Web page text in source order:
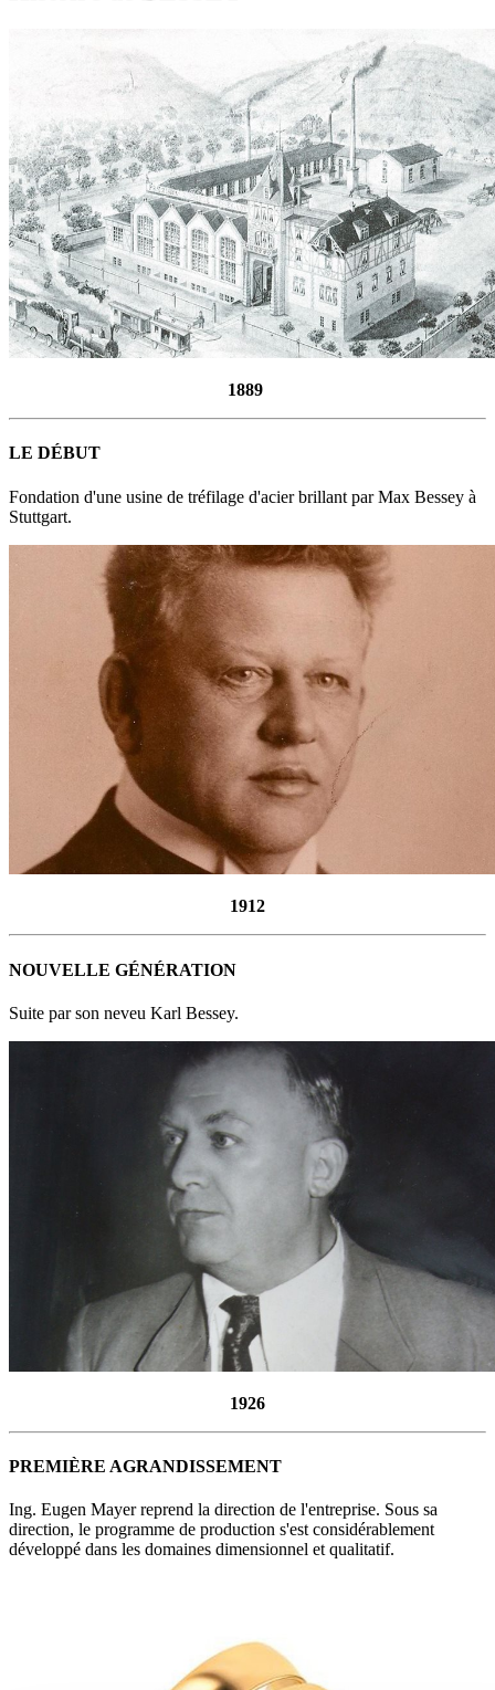
1889
LE DÉBUT
Fondation d'une usine de tréfilage d'acier brillant par Max Bessey à
Stuttgart.
1912
NOUVELLE GÉNÉRATION
Suite par son neveu Karl Bessey.
1926
PREMIÈRE AGRANDISSEMENT
Ing. Eugen Mayer reprend la direction de l'entreprise. Sous sa
direction, le programme de production s'est considérablement
développé dans les domaines dimensionnel et qualitatif.